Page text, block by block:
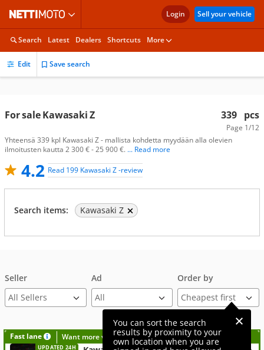
Login Sell your vehicle
Search Latest Dealers Shortcuts More
Edit Save search
339 pcs
Page 1/12
For sale Kawasaki Z
Yhteensä 339 kpl Kawasaki Z - mallista kohdetta myydään alla olevien
ilmoitusten kautta 2 300 € - 25 900 €. ... Read more
4.2 Read 199 Kawasaki Z -review
Search items: Kawasaki Z
Seller
All Sellers
Ad Order by
You can sort the search
results by proximity to your
own location when you are
Fast lane Want more visibility to your ad?
UPDATED 24H